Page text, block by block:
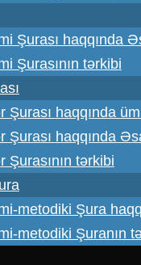
Şurası haqqında
Şurasının tərkibi
Şurası haqqında
Şurası haqqında
Şurasının tərkibi
metodiki Şura
metodiki Şuranın